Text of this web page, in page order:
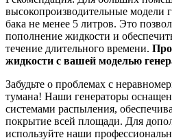
высокопроизводительные модели
бака не менее 5 литров. Это
пополнение жидкости и
течение длительного времени.
жидкости с вашей моделью
Забудьте о проблемах с
тумана! Наши генераторы
системами распыления,
покрытие всей площади. Для
используйте наши